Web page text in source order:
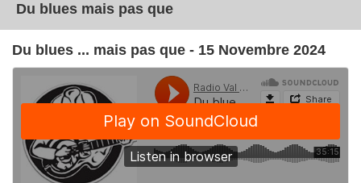
Du blues mais pas que
Du blues ... mais pas que - 15 Novembre 2024